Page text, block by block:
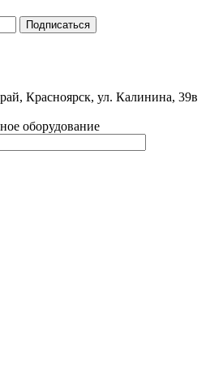
Красноярск, ул. Калинина, 39в
оборудование